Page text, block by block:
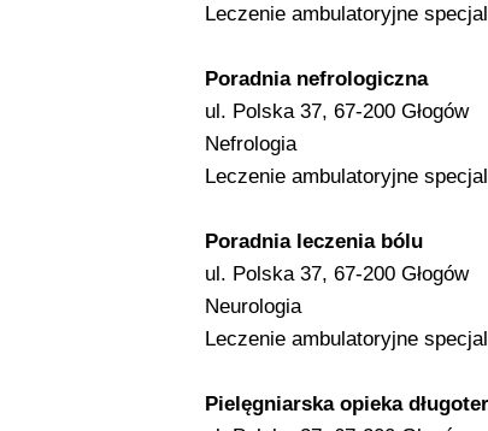
Leczenie ambulatoryjne
Poradnia nefrologiczna
ul. Polska 37, 67-200 Głogów
Nefrologia
Leczenie ambulatoryjne
Poradnia leczenia bólu
ul. Polska 37, 67-200 Głogów
Neurologia
Leczenie ambulatoryjne
Pielęgniarska opieka